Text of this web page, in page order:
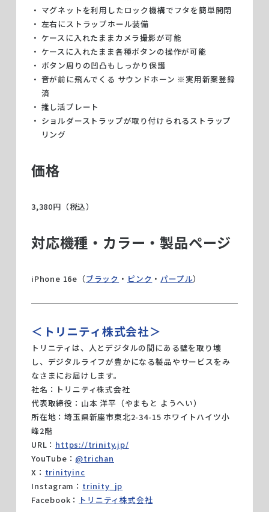
マグネットを利用したロック機構でフタを簡単開閉
左右にストラップホール装備
ケースに入れたままカメラ撮影が可能
ケースに入れたまま各種ボタンの操作が可能
ボタン周りの凹凸もしっかり保護
音が前に飛んでくる サウンドホーン ※実用新案登録
済
推し活プレート
ショルダーストラップが取り付けられるストラップ
リング
価格
3,380円（税込）
対応機種・カラー・製品ページ
iPhone 16e（ブラック ・ ピンク ・パープル）
＜トリニティ株式会社＞
トリニティは、人とデジタルの間にある壁を取り壊
し、デジタルライフが豊かになる製品やサービスをみ
なさまにお届けします。
社名：トリニティ株式会社
代表取締役：山本 洋平（やまもと ようへい）
所在地：埼玉県新座市東北2-34-15 ホワイトハイツ小
峰2階
URL： https://trinity.jp/
YouTube： @trichan
X： trinityinc
Instagram： trinity_jp
Facebook： トリニティ株式会社